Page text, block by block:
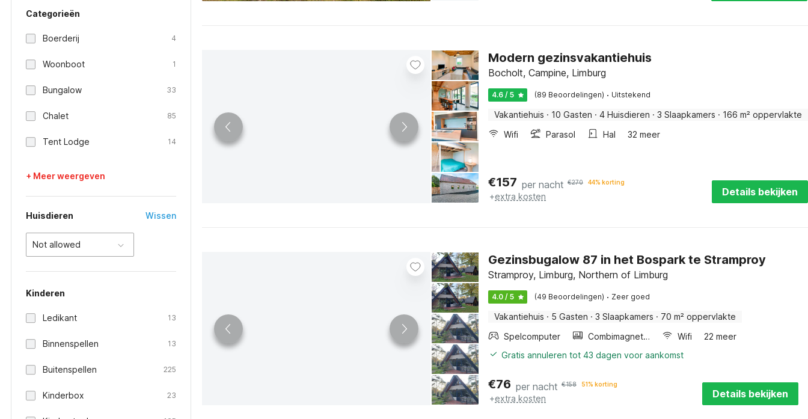
Categorieën
Boerderij 4
Woonboot 1
Bungalow 33
Chalet 85
Tent Lodge 14
+ Meer weergeven
Huisdieren Wissen
Not allowed
Kinderen
Ledikant 13
Binnenspellen 13
Buitenspellen 225
Kinderbox 23
Modern gezinsvakantiehuis
Bocholt, Campine, Limburg
4.6 / 5 (89 Beoordelingen) · Uitstekend
Vakantiehuis · 10 Gasten · 4 Huisdieren · 3 Slaapkamers · 166 m² oppervlakte
Wifi
Parasol Hal 32 meer
€157 per nacht €270 44% korting
+extra kosten Details bekijken
Gezinsbugalow 87 in het Bospark te Stramproy
Stramproy, Limburg, Northern of Limburg
4.0 / 5 (49 Beoordelingen) · Zeer goed
Vakantiehuis · 5 Gasten · 3 Slaapkamers · 70 m² oppervlakte
Spelcomputer
Combimagnetron Wifi
22 meer
Gratis annuleren tot 43 dagen voor aankomst
€76 per nacht €158 51% korting
+extra kosten Details bekijken